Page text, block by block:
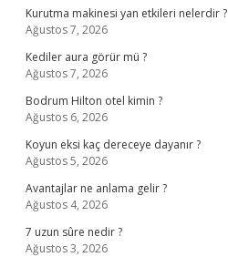
Kurutma makinesi yan etkileri nelerdir ?
Ağustos 7, 2026
Kediler aura görür mü ?
Ağustos 7, 2026
Bodrum Hilton otel kimin ?
Ağustos 6, 2026
Koyun eksi kaç dereceye dayanır ?
Ağustos 5, 2026
Avantajlar ne anlama gelir ?
Ağustos 4, 2026
7 uzun sûre nedir ?
Ağustos 3, 2026